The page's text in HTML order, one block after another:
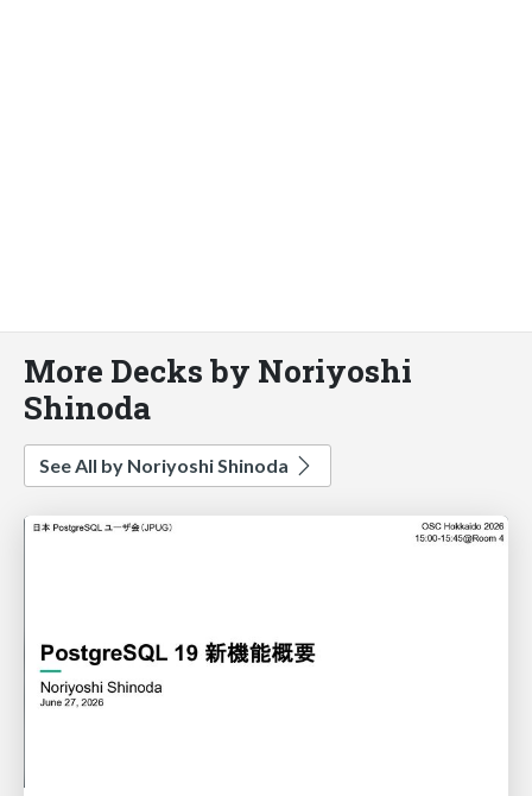
More Decks by Noriyoshi
Shinoda
See All by Noriyoshi Shinoda